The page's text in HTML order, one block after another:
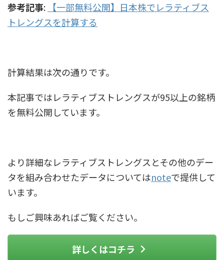
参考記事:
【一部無料公開】日本株でレラティブス
トレングスを計算する
計算結果は次の通りです。
本記事ではレラティブストレングスが95以上の銘柄
を無料公開しています。
より詳細なレラティブストレングスとその他のデー
タを組み合わせたデータについてはnoteで提供して
います。
もしご興味あればご覧ください。
詳しくはコチラ